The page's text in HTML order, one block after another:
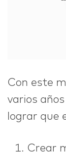
Con este
varios
lograr que
Crear